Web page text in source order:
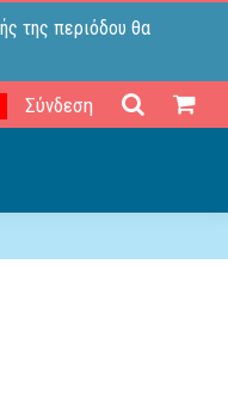
της περιόδου θα
Σύνδεση